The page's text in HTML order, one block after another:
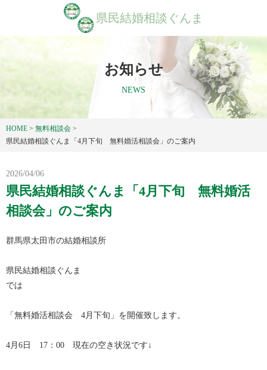
県民結婚相談ぐんま
お知らせ
NEWS
HOME > 無料相談会 >
県民結婚相談ぐんま「4月下旬 無料婚活相談会」のご案内
2026/04/06
県民結婚相談ぐんま「4月下旬 無料婚活
相談会」のご案内
群馬県太田市の結婚相談所
県民結婚相談ぐんま
では
「無料婚活相談会 4月下旬」を開催致します。
4月6日 17：00 現在の空き状況です↓